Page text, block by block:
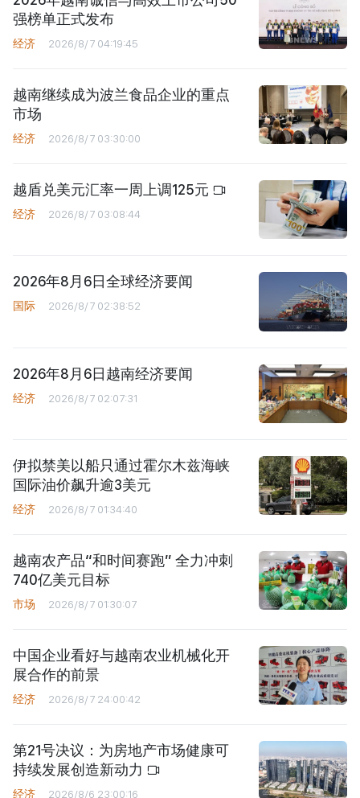
强榜单正式发布
经济 2026/8/7 04:19:45
越南继续成为波兰食品企业的重点
市场
经济 2026/8/7 03:30:00
越盾兑美元汇率一周上调125元
经济 2026/8/7 03:08:44
2026年8月6日全球经济要闻
国际 2026/8/7 02:38:52
2026年8月6日越南经济要闻
经济 2026/8/7 02:07:31
伊拟禁美以船只通过霍尔木兹海峡
国际油价飙升逾3美元
经济 2026/8/7 01:34:40
越南农产品“和时间赛跑” 全力冲刺
740亿美元目标
市场 2026/8/7 01:30:07
中国企业看好与越南农业机械化开
展合作的前景
经济 2026/8/7 24:00:42
第21号决议：为房地产市场健康可
持续发展创造新动力
经济 2026/8/6 23:00:16